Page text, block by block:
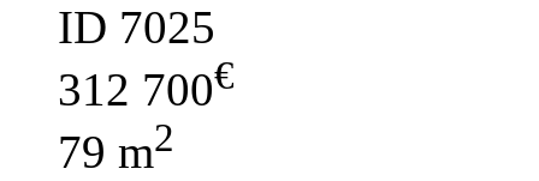
ID 7025
312 700€
79 m2